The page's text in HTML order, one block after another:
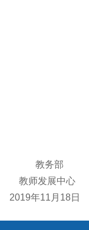
教务部
教师发展中心
2019年11月18日